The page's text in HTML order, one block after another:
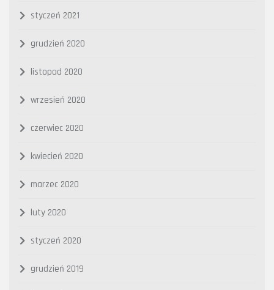
styczeń 2021
grudzień 2020
listopad 2020
wrzesień 2020
czerwiec 2020
kwiecień 2020
marzec 2020
luty 2020
styczeń 2020
grudzień 2019